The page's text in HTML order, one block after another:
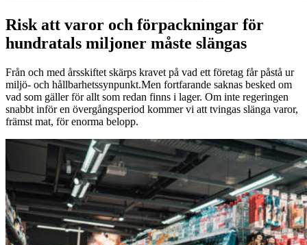
Risk att varor och förpackningar för
hundratals miljoner måste slängas
Från och med årsskiftet skärps kravet på vad ett företag får påstå ur
miljö- och hållbarhetssynpunkt.Men fortfarande saknas besked om
vad som gäller för allt som redan finns i lager. Om inte regeringen
snabbt inför en övergångsperiod kommer vi att tvingas slänga varor,
främst mat, för enorma belopp.